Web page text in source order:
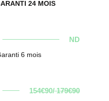
24 MOIS
ND
6 mois
154€90/179€90